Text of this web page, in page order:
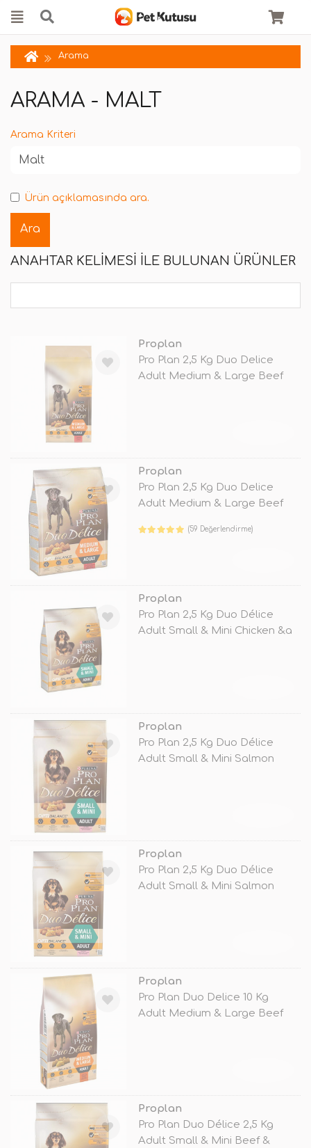
Arama
ARAMA - MALT
Arama Kriteri
Ürün açıklamasında ara.
ANAHTAR KELIMESI ILE BULUNAN ÜRÜNLER
Proplan
Pro Plan 2,5 Kg Duo Delice
Adult Medium & Large Beef
Proplan
Pro Plan 2,5 Kg Duo Delice
Adult Medium & Large Beef
(59 Değerlendirme)
Proplan
Pro Plan 2,5 Kg Duo Délice
Adult Small & Mini Chicken &a
Proplan
Pro Plan 2,5 Kg Duo Délice
Adult Small & Mini Salmon
Proplan
Pro Plan 2,5 Kg Duo Délice
Adult Small & Mini Salmon
Proplan
Pro Plan Duo Delice 10 Kg
Adult Medium & Large Beef
Proplan
Pro Plan Duo Délice 2,5 Kg
Adult Small & Mini Beef &